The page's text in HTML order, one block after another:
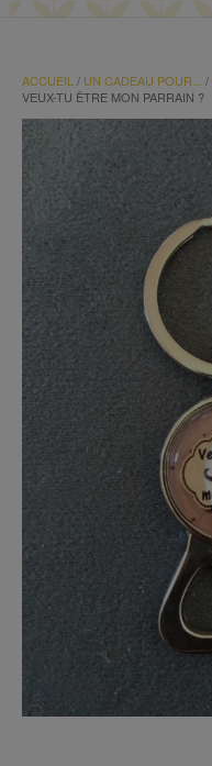
ACCUEIL / UN CADEAU POUR... /
VEUX-TU ÊTRE MON PARRAIN ?